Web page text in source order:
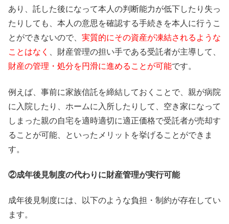
あり、託した後になって本人の判断能力が低下したり失っ
たりしても、本人の意思を確認する手続きを本人に行うこ
とができないので、 実質的にその資産が凍結されるような
ことはなく
、財産管理の担い手である受託者が主導して、
財産の管理・処分を円滑に進めることが可能です。
例えば、事前に家族信託を締結しておくことで、親が病院
に入院したり、ホームに入所したりして、空き家になって
しまった親の自宅を適時適切に適正価格で受託者が売却す
ることが可能、といったメリットを挙げることができま
す。
②成年後見制度の代わりに財産管理が実行可能
成年後見制度には、以下のような負担・制約が存在してい
ます。